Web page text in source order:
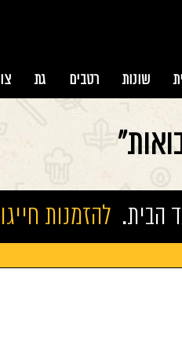
שונות רטבים גת
הבית. להזמנות חייגו: 072-397-